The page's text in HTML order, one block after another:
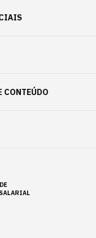
CONTEÚDO